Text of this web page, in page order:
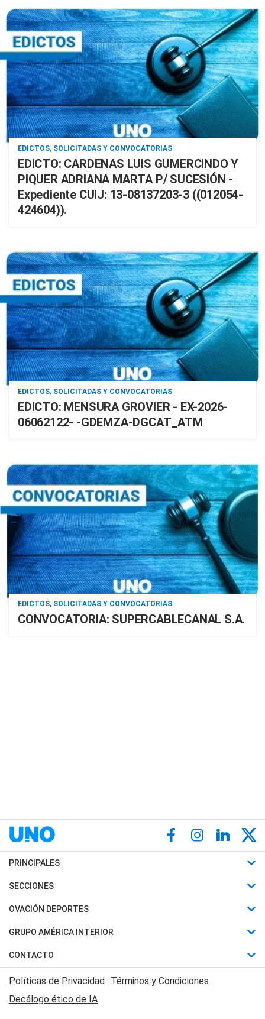
EDICTOS, SOLICITADAS Y CONVOCATORIAS
EDICTO: CARDENAS LUIS GUMERCINDO Y
PIQUER ADRIANA MARTA P/ SUCESIÓN -
Expediente CUIJ: 13-08137203-3 ((012054-
424604)).
EDICTOS, SOLICITADAS Y CONVOCATORIAS
EDICTO: MENSURA GROVIER - EX-2026-
06062122- -GDEMZA-DGCAT_ATM
EDICTOS, SOLICITADAS Y CONVOCATORIAS
CONVOCATORIA: SUPERCABLECANAL S.A.
PRINCIPALES
Últimas Noticias
Política
Judiciales
Economia
SECCIONES
Horóscopo
Motores
Trucos caseros
Series y Películas
Edictos y Solicitadas
OVACIÓN DEPORTES
Fútbol
Mundial
Automovilismo
Rugby
GRUPO AMÉRICA INTERIOR
Canal 7 en Vivo
CONTACTO
Acerca de Nosotros
Contactanos
Políticas de Privacidad Términos y Condiciones
Decálogo ético de IA